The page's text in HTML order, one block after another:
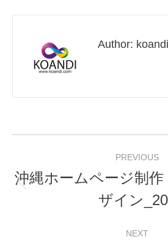
Author: koandi
navigation
PREVIOUS
post:
沖縄ホームページ制
ザイン
NEXT